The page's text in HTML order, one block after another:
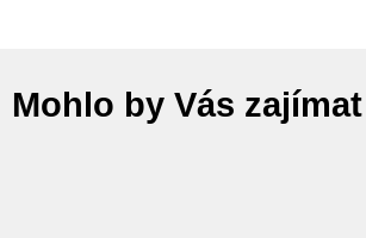
Mohlo by Vás zajímat